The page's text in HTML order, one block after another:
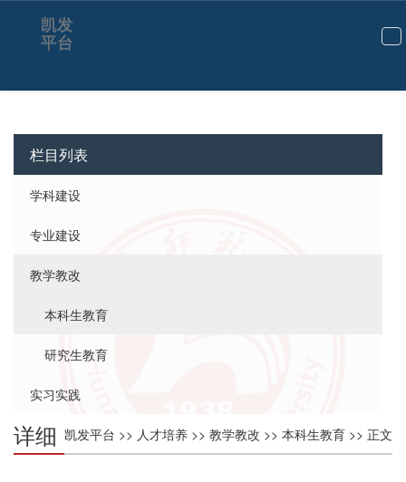
切
航
凯发
平台
栏目列表
学科建设
专业建设
教学教改
本科生教育
研究生教育
实习实践
凯发平台 >> 人才培养 >> 教学教改 >> 本科生教育 >> 正文
详细